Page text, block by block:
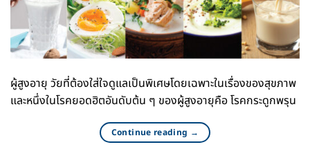
ผู้สูงอายุ วัยที่ต้องใส่ใจดูแลเป็นพิเศษโดยเฉพาะในเรื่องของสุขภาพ
และหนึ่งในโรคยอดฮิตอันดับต้น ๆ ของผู้สูงอายุคือ โรคกระดูกพรุน
Continue reading →